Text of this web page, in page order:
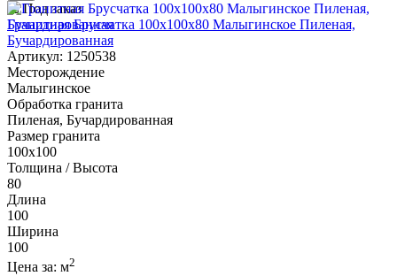
Под заказ
Гранитная Брусчатка 100х100x80 Малыгинское Пиленая,
Бучардированная
Артикул: 1250538
Месторождение
Малыгинское
Обработка гранита
Пиленая, Бучардированная
Размер гранита
100х100
Толщина / Высота
80
Длина
100
Ширина
100
Цена за: м2